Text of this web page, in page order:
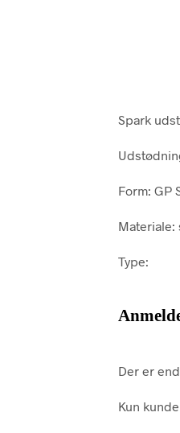
Spark
Form: GP
Materiale:
Type:
Der er
Kun